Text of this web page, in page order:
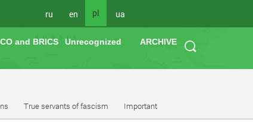
ru en pl ua
and BRICS Unrecognized ARCHIVE
True servants of fascism Important